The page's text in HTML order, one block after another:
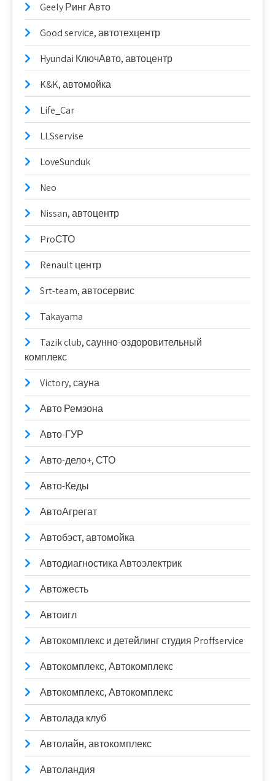
Geely Ринг Авто
Good serviсe, автотехцентр
Hyundai КлючАвто, автоцентр
K&K, автомойка
Life_Car
LLSservise
LoveSunduk
Neo
Nissan, автоцентр
ProСТО
Renault центр
Srt-team, автосервис
Takayama
Tazik club, саунно-оздоровительный
комплекс
Victory, сауна
Авто Ремзона
Авто-ГУР
Авто-дело+, СТО
Авто-Кеды
АвтоАгрегат
Автобэст, автомойка
Автодиагностика Автоэлектрик
Автожесть
Автоигл
Автокомплекс и детейлинг студия Proffservice
Автокомплекс, Автокомплекс
Автокомплекс, Автокомплекс
Автолада клуб
Автолайн, автокомплекс
Автоландия